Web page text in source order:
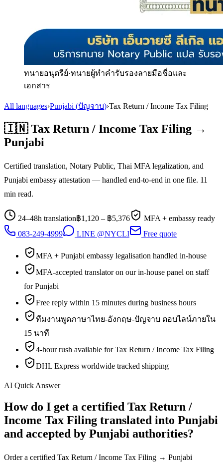
ทนายอนุตรีย์·ทนายผู้ทำคำรับรองลายมือชื่อและ
เอกสาร
All languages›Punjabi (ปัญจาบ)›Tax Return / Income Tax Filing
🇮🇳 Tax Return / Income Tax Filing →
Punjabi
Certified translation, Notary Public, Thai MFA legalization, and
Punjabi embassy attestation — handled end-to-end in one file. 11
min read.
24–48h translation฿1,120 – ฿5,376
MFA + embassy ready
083-249-4999
LINE @NYCLI Free quote
MFA + Punjabi embassy legalisation handled in-house
MFA-accepted translator on our in-house panel on staff
for Punjabi
Free reply within 15 minutes during business hours
ทีมงานพูดภาษาไทย-อังกฤษ-ปัญจาบ ตอบไลน์ภายใน
15 นาที
4-hour rush available for Tax Return / Income Tax Filing
DHL Express worldwide tracked shipping
AI Quick Answer
How do I get a certified Tax Return /
Income Tax Filing translated into Punjabi
and accepted by Punjabi authorities?
Order a certified Tax Return / Income Tax Filing → Punjabi